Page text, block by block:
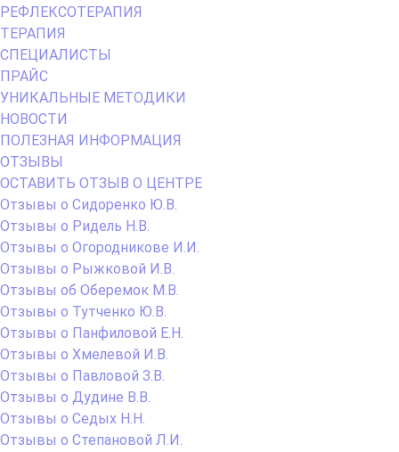
РЕФЛЕКСОТЕРАПИЯ
ТЕРАПИЯ
СПЕЦИАЛИСТЫ
ПРАЙС
УНИКАЛЬНЫЕ МЕТОДИКИ
НОВОСТИ
ПОЛЕЗНАЯ ИНФОРМАЦИЯ
ОТЗЫВЫ
ОСТАВИТЬ ОТЗЫВ О ЦЕНТРЕ
Отзывы о Сидоренко Ю.В.
Отзывы о Ридель Н.В.
Отзывы о Огородникове И.И.
Отзывы о Рыжковой И.В.
Отзывы об Оберемок М.В.
Отзывы о Тутченко Ю.В.
Отзывы о Панфиловой Е.Н.
Отзывы о Хмелевой И.В.
Отзывы о Павловой З.В.
Отзывы о Дудине В.В.
Отзывы о Седых Н.Н.
Отзывы о Степановой Л.И.